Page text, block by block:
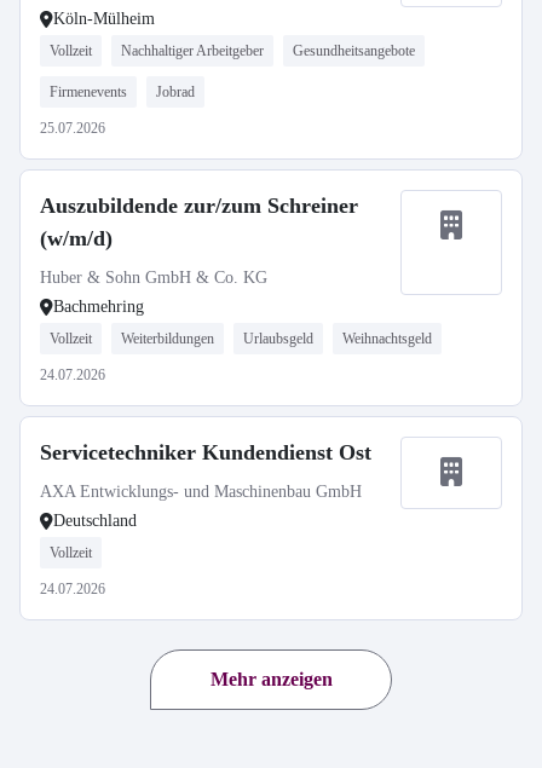
Köln-Mülheim
Vollzeit Nachhaltiger Arbeitgeber Gesundheitsangebote
Firmenevents Jobrad
25.07.2026
Auszubildende zur/zum Schreiner
(w/m/d)
Huber & Sohn GmbH & Co. KG
Bachmehring
Vollzeit Weiterbildungen Urlaubsgeld Weihnachtsgeld
24.07.2026
Servicetechniker Kundendienst Ost
AXA Entwicklungs- und Maschinenbau GmbH
Deutschland
Vollzeit
24.07.2026
Mehr anzeigen